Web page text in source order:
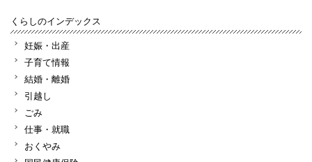
くらしのインデックス
妊娠・出産
子育て情報
結婚・離婚
引越し
ごみ
仕事・就職
おくやみ